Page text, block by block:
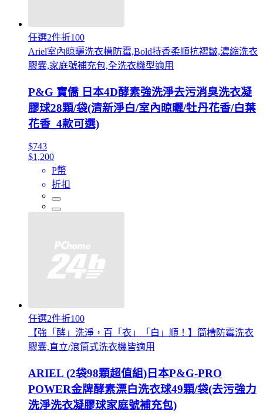
任選2件折100
Ariel室內晾曬洗衣槽防霉,Bold持香柔順抗褶皺,濃縮洗衣
膠囊,家庭號補充包,全洗衣機型適用
P&G 寶僑 日本4D酵素強洗淨去污消臭洗衣凝
膠球28顆/袋(清新淨白/室內晾曬/牡丹花香/白葉
花香_4款可選)
$743
$1,200
P幣
折扣
任選2件折100
【強「酵」洗淨，百「衣」「白」順！】筒槽防霉洗衣
膠囊,直立/滾筒式洗衣機皆適用
ARIEL (2袋98顆超值組)日本P&G-PRO
POWER金牌酵素漂白洗衣球49顆/袋(去污強力
洗淨洗衣凝膠球家庭號補充包)